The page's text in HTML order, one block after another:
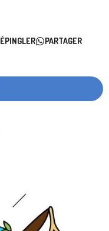
ÉPINGLER PARTAGER